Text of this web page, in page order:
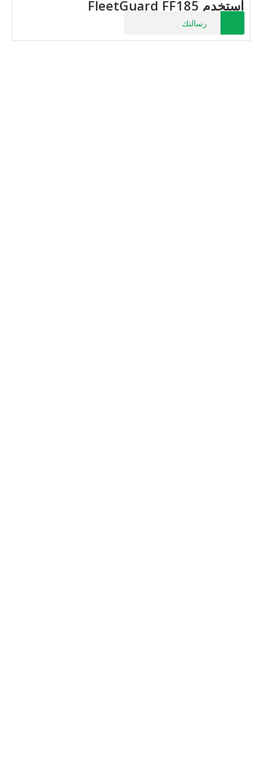
استخدم FleetGuard FF185
رسالتك